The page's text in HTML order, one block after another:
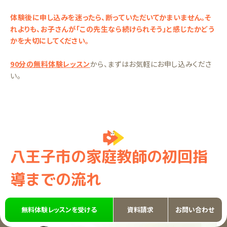
体験後に申し込みを迷ったら、断っていただいてかまいません。そ
れよりも、お子さんが「この先生なら続けられそう」と感じたかどう
かを大切にしてください。
90分の無料体験レッスンから、まずはお気軽にお申し込みくださ
い。
八王子市の家庭教師の初回指
導までの流れ
無料体験レッスンを受ける 資料請求 お問い合わせ